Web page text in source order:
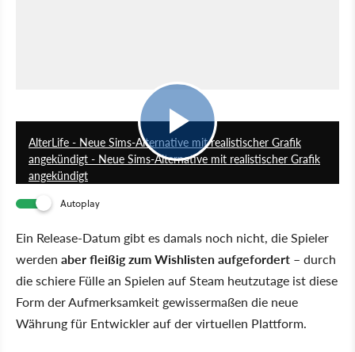
AlterLife - Neue Sims-Alternative mit realistischer Grafik
angekündigt - Neue Sims-Alternative mit realistischer Grafik
angekündigt
Autoplay
Ein Release-Datum gibt es damals noch nicht, die Spieler
werden aber fleißig zum Wishlisten aufgefordert – durch
die schiere Fülle an Spielen auf Steam heutzutage ist diese
Form der Aufmerksamkeit gewissermaßen die neue
Währung für Entwickler auf der virtuellen Plattform.